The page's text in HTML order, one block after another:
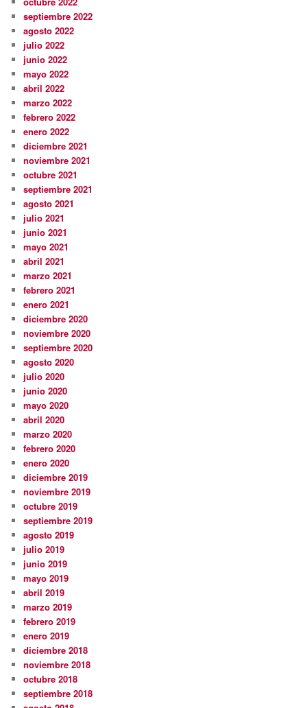
septiembre 2022
agosto 2022
julio 2022
junio 2022
mayo 2022
abril 2022
marzo 2022
febrero 2022
enero 2022
diciembre 2021
noviembre 2021
octubre 2021
septiembre 2021
agosto 2021
julio 2021
junio 2021
mayo 2021
abril 2021
marzo 2021
febrero 2021
enero 2021
diciembre 2020
noviembre 2020
septiembre 2020
agosto 2020
julio 2020
junio 2020
mayo 2020
abril 2020
marzo 2020
febrero 2020
enero 2020
diciembre 2019
noviembre 2019
octubre 2019
septiembre 2019
agosto 2019
julio 2019
junio 2019
mayo 2019
abril 2019
marzo 2019
febrero 2019
enero 2019
diciembre 2018
noviembre 2018
octubre 2018
septiembre 2018